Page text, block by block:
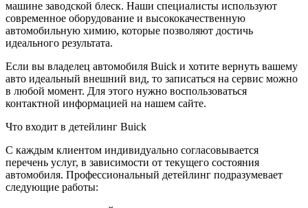
машине заводской блеск. Наши специалисты используют
современное оборудование и высококачественную
автомобильную химию, которые позволяют достичь
идеального результата.
Если вы владелец автомобиля Buick и хотите вернуть вашему
авто идеальный внешний вид, то записаться на сервис можно
в любой момент. Для этого нужно воспользоваться
контактной информацией на нашем сайте.
Что входит в детейлинг Buick
С каждым клиентом индивидуально согласовывается
перечень услуг, в зависимости от текущего состояния
автомобиля. Профессиональный детейлинг подразумевает
следующие работы: